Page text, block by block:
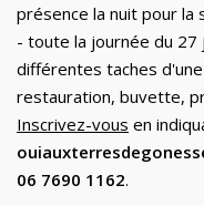
présence la nuit pour la
- toute la journée du 27
différentes taches
restauration, buvette,
Inscrivez-vous en
06 7690 1162.